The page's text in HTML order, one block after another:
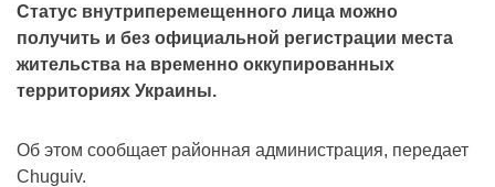
Статус внутриперемещенного лица можно
получить и без официальной регистрации места
жительства на временно оккупированных
территориях Украины.
Об этом сообщает районная администрация, передает
Chuguiv.